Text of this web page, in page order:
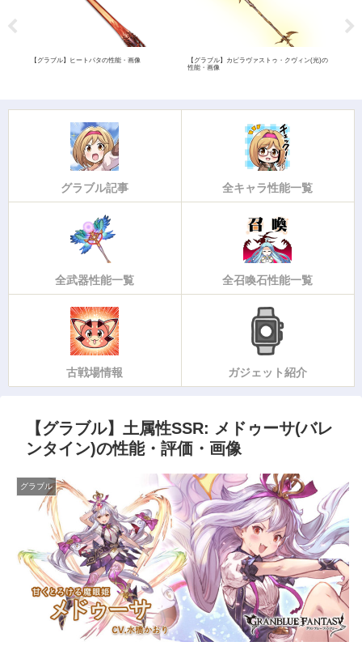
【グラブル】ヒートパタの性能・画像
【グラブル】カピラヴァストゥ・クヴィン(光)の
性能・画像
グラブル記事 全キャラ性能一覧
全武器性能一覧 全召喚石性能一覧
古戦場情報 ガジェット紹介
【グラブル】土属性SSR: メドゥーサ(バレ
ンタイン)の性能・評価・画像
グラブル